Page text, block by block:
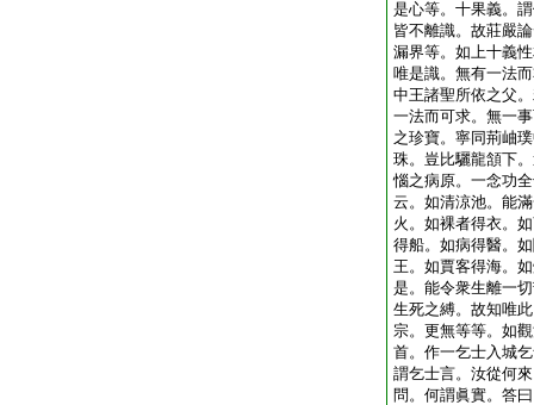
是心等。十果義。
皆不離識。故莊嚴
漏界等。如上十義
唯是識。無有一法
中王諸聖所依之父
一法而可求。無一
之珍寶。寧同荊岫
珠。豈比驪龍頷下
惱之病原。一念功
云。如清涼池。能
火。如裸者得衣。
得船。如病得醫。
王。如賈客得海。
是。能令衆生離一
生死之縛。故知唯
宗。更無等等。如
首。作一乞士入城
謂乞士言。汝從何
問。何謂眞實。答